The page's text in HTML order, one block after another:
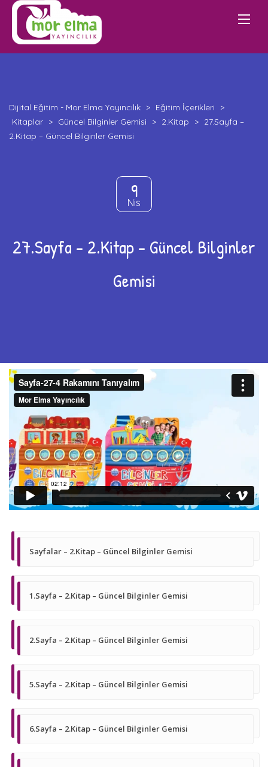
Dijital Eğitim - Mor Elma Yayıncılık > Eğitim İçerikleri
>
Kitaplar > Güncel Bilginler Gemisi > 2.Kitap > 27.Sayfa –
2.Kitap – Güncel Bilginler Gemisi
9
Nis
27.Sayfa – 2.Kitap – Güncel Bilginler
Gemisi
Sayfalar – 2.Kitap – Güncel Bilginler Gemisi
1.Sayfa – 2.Kitap – Güncel Bilginler Gemisi
2.Sayfa – 2.Kitap – Güncel Bilginler Gemisi
5.Sayfa – 2.Kitap – Güncel Bilginler Gemisi
6.Sayfa – 2.Kitap – Güncel Bilginler Gemisi